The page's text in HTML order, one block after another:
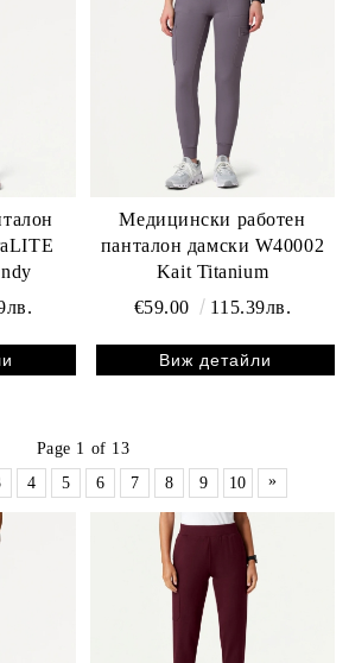
Медицински работен
панталон дамски W40002
Kait Titanium
€59.00
115.39лв.
Виж детайли
Page 1 of 13
4 5 6 7 8 9 10 »